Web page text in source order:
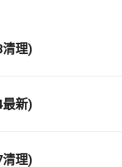
理)
新)
理)